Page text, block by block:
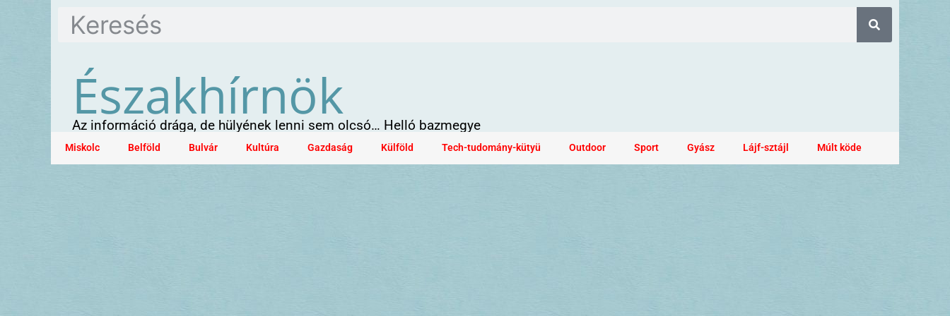
Északhírnök
Az információ drága, de hülyének lenni sem olcsó… Helló bazmegye
Miskolc Belföld Bulvár Kultúra Gazdaság Külföld Tech-tudomány-kütyü Outdoor Sport Gyász Lájf-sztájl Múlt köde